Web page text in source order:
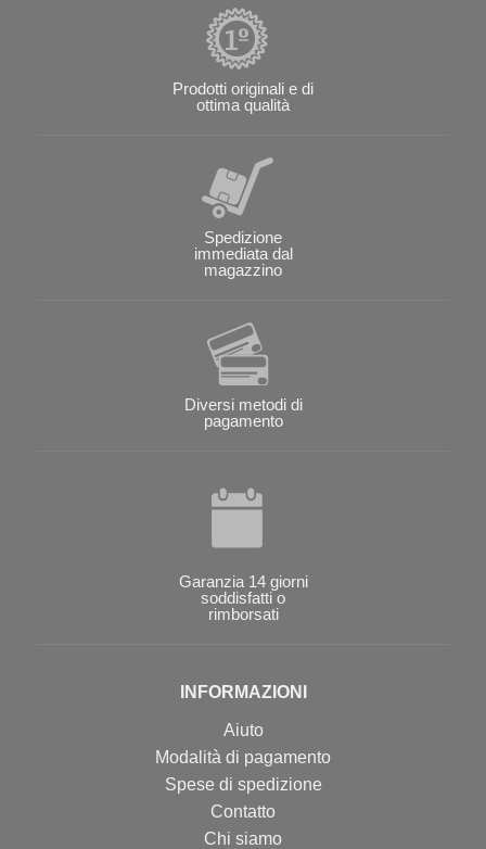
Prodotti originali e di
ottima qualità
Spedizione
immediata dal
magazzino
Diversi metodi di
pagamento
Garanzia 14 giorni
soddisfatti o
rimborsati
INFORMAZIONI
Aiuto
Modalità di pagamento
Spese di spedizione
Contatto
Chi siamo